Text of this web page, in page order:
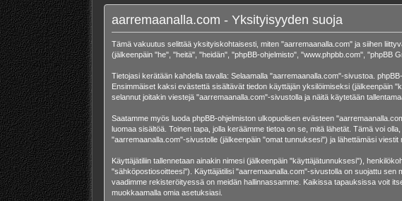
aarremaanalla.com - Yksityisyyden suoja
Tämä vakuutus selittää yksityiskohtaisesti, miten "aarremaanalla.com" ja siihen
(jälkeenpäin "he", "heitä", "heidän", "phpBB-ohjelmisto", "www.phpbb.com", "phpBB
Tietojasi kerätään kahdella tavalla: Selaamalla "aarremaanalla.com"-sivustoa.
Ensimmäiset kaksi evästettä sisältävät tiedon käyttäjän yksilöimiseksi (jälkeenpäin
selannut joitakin viestejä "aarremaanalla.com"-sivustolla ja näitä käytetään
Saatamme myös luoda phpBB-ohjelmiston ulkopuolisen evästeen
luomaa sisältöä. Toinen tapa, jolla keräämme tietoa on se, mitä lähetät. Tämä voi
"aarremaanalla.com"-sivustolle (jälkeenpäin "omat tunnuksesi") ja lähettämäsi
Käyttäjätiliin tallennetaan ainakin nimesi (jälkeenpäin "käyttäjätunnuksesi"),
"sähköpostiosoitteesi"). Käyttäjätilisi "aarremaanalla.com"-sivustolla on suojattu
vaadimme rekisteröityessä on meidän hallinnassamme. Kaikissa tapauksissa voit
muokkaamalla omia asetuksiasi.